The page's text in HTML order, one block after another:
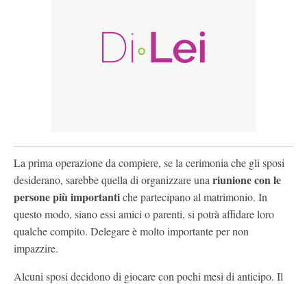
La prima operazione da compiere, se la cerimonia che gli sposi
desiderano, sarebbe quella di organizzare una riunione con le
persone più importantiche partecipano al matrimonio. In
questo modo, siano essi amici o parenti, si potrà affidare loro
qualche compito. Delegare è molto importante per non
impazzire.
Alcuni sposi decidono di giocare con pochi mesi di anticipo. Il